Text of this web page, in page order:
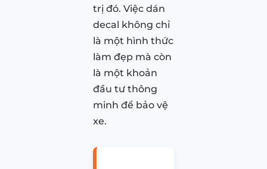
trị đó. Việc dán
decal không chỉ
là một hình thức
làm đẹp mà còn
là một khoản
đầu tư thông
minh để bảo vệ
xe.